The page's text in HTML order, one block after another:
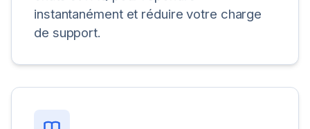
instantanément et réduire votre charge
de support.